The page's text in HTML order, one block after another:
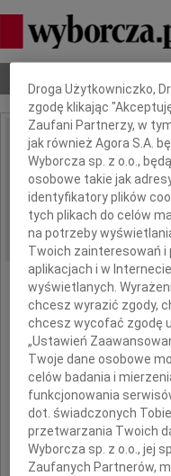
IMIĘ I NAZWISKO:
REGION: Poznań
DATA EMISJI:
Dbamy o Twoją
Droga Użytkowniczko,
zgodę klikając
Zaufani Partnerzy, w
jak również Agora S.A.
Wyborcza sp. z o.o.,
osobowe takie jak
identyfikatory plików
tych plikach do celów
na potrzeby
Twoich zainteresowań
aplikacjach i w
wyświetlanych.
chcesz wyrazić zgody,
chcesz wycofać zgodę
„Ustawień
Twoje dane osobowe
celów badania i
funkcjonowania
dot. świadczonych
przetwarzania Twoich
Wyborcza sp. z o.o., jej
Zaufanych Partnerów,